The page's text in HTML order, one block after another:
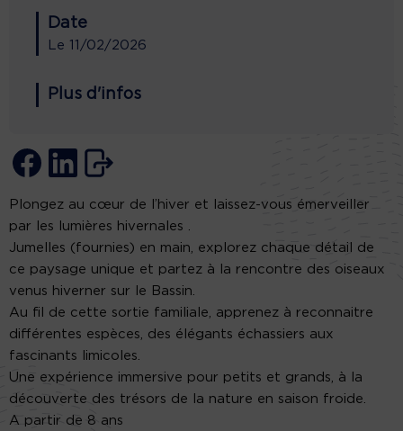
Date
Le 11/02/2026
Plus d'infos
Plongez au cœur de l’hiver et laissez-vous émerveiller
par les lumières hivernales .
Jumelles (fournies) en main, explorez chaque détail de
ce paysage unique et partez à la rencontre des oiseaux
venus hiverner sur le Bassin.
Au fil de cette sortie familiale, apprenez à reconnaitre
différentes espèces, des élégants échassiers aux
fascinants limicoles.
Une expérience immersive pour petits et grands, à la
découverte des trésors de la nature en saison froide.
A partir de 8 ans